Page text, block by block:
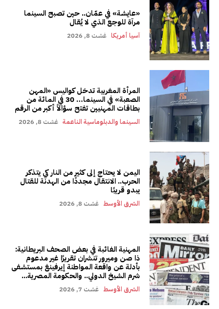
«عايشة» في عمّان.. حين تصبح السينما
مرآة للوجع الذي لا يُقال
آسيا أمريكا غشت 8, 2026
المرأة المغربية تدخل كواليس «المهن
الصعبة» في السينما… 30 في المائة من
بطاقات المهنيين تفتح سؤالاً أكبر من الرقم
السينما والدبلوماسية الناعمة غشت 8, 2026
اليمن لا يحتاج إلى كثير من النار كي يتذكر
الحرب.. الانتقال مجددًا من الهدنة للقتال
يبدو قريبًا
الشرق الأوسط غشت 8, 2026
المهنية الغائبة في بعض الصحف البريطانية:
ذا صن وميرور تنشران تقريرًا غير مدعوم
بأدلة عن واقعة المواطنة إيرفينغ بمستشفى
شرم الشيخ الدولي.. والحكومة المصرية...
الشرق الأوسط غشت 7, 2026